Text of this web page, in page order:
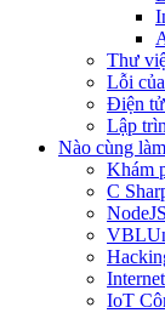
Thư
Lỗi
Điện tử
Lập
Nào cùng
Khám
C
IoT